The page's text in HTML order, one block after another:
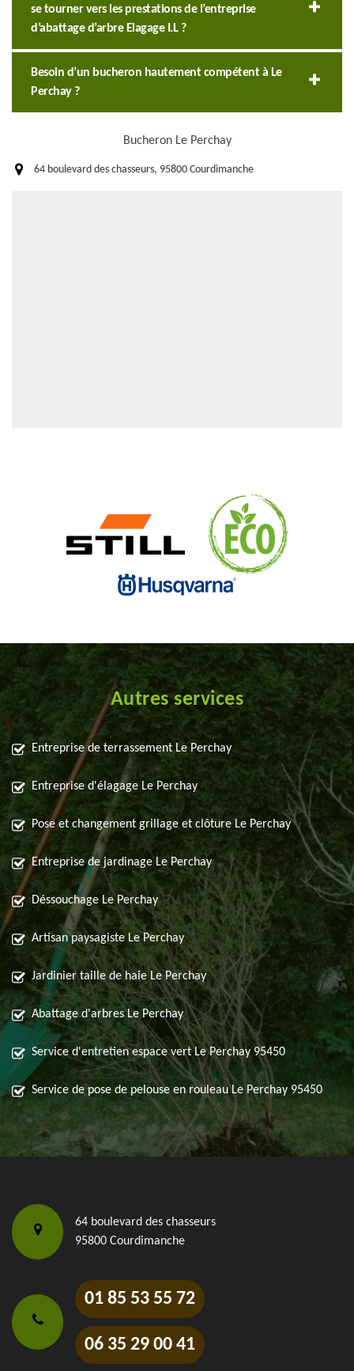
se tourner vers les prestations de l’entreprise
d’abattage d’arbre Elagage I.L ?
Besoin d’un bucheron hautement compétent à Le
Perchay ?
Bucheron Le Perchay
64 boulevard des chasseurs, 95800 Courdimanche
Autres services
Entreprise de terrassement Le Perchay
Entreprise d'élagage Le Perchay
Pose et changement grillage et clôture Le Perchay
Entreprise de jardinage Le Perchay
Déssouchage Le Perchay
Artisan paysagiste Le Perchay
Jardinier taille de haie Le Perchay
Abattage d'arbres Le Perchay
Service d'entretien espace vert Le Perchay 95450
Service de pose de pelouse en rouleau Le Perchay 95450
64 boulevard des chasseurs
95800 Courdimanche
01 85 53 55 72
06 35 29 00 41